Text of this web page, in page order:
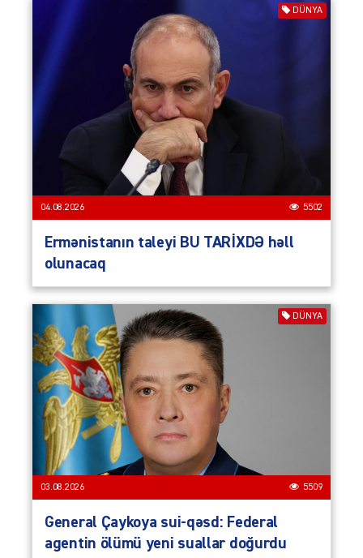
DÜNYA
04.08.2026 5502
Ermənistanın taleyi BU TARİXDƏ həll
olunacaq
DÜNYA
03.08.2026 5509
General Çaykoya sui-qəsd: Federal
agentin ölümü yeni suallar doğurdu